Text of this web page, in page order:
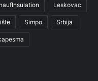
Leskovac
Simpo Srbija